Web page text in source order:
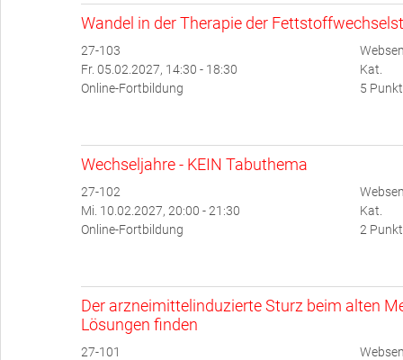
Wandel in der Therapie der
27-103
Fr. 05.02.2027, 14:30 - 18:30
Online-Fortbildung
Kat.
5
Wechseljahre - KEIN Tabuthema
27-102
Mi. 10.02.2027, 20:00 - 21:30
Online-Fortbildung
Kat.
2
Der arzneimittelinduzierte Sturz beim alten
Lösungen finden
27-101